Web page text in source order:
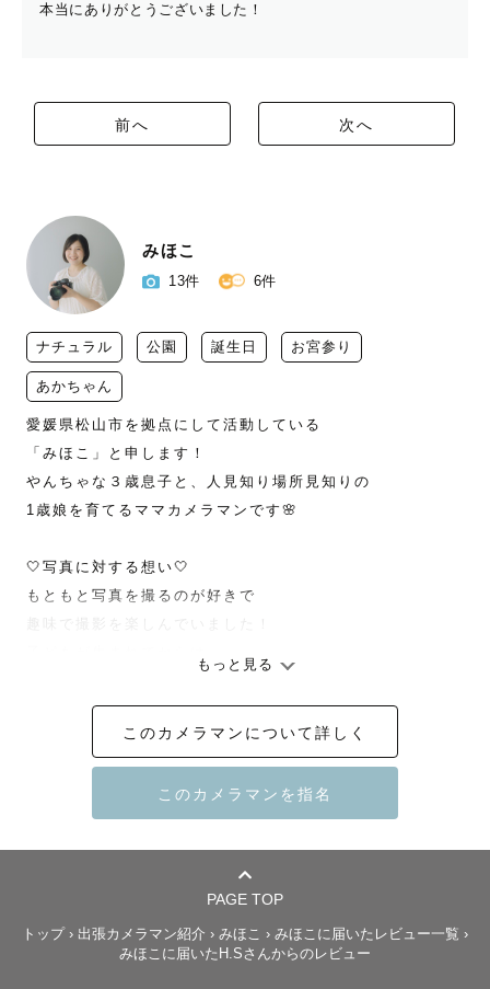
本当にありがとうございました！
前へ 次へ
みほこ
13件 6件
ナチュラル 公園 誕生日 お宮参り
あかちゃん
愛媛県松山市を拠点にして活動している
「みほこ」と申します！
やんちゃな３歳息子と、人見知り場所見知りの
1歳娘を育てるママカメラマンです🌸
🤍写真に対する想い🤍
もともと写真を撮るのが好きで
という思いが強くなり、日々、
夢中でシャッターを切っています☺️
写真を見返す時の幸せな
気持ちや成長を感じること、
写真をプレゼントした時に
とても喜んでもらえた経験から、
カメラマンになることを決意しました📸
写真を見ながら、家族や友人と
もっと見る
このカメラマンについて詳しく
PAGE TOP
トップ › 出張カメラマン紹介 › みほこ › みほこに届いたレビュー一覧 ›
みほこに届いたH.Sさんからのレビュー